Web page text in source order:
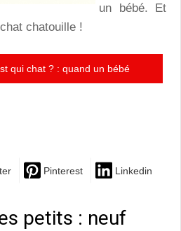
un bébé. Et
chatouille !
qui chat ? : quand un bébé
Pinterest Linkedin
petits : neuf